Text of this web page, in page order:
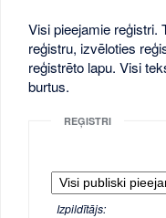
Visi pieejamie reģistri.
reģistru, izvēloties
reģistrēto lapu. Visi
burtus.
REĢISTRI
Izpildītājs: